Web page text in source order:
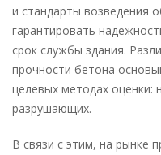
и стандарты возведения
гарантировать
срок службы здания.
прочности бетона
целевых методах оценки:
разрушающих.
В связи с этим, на рынке